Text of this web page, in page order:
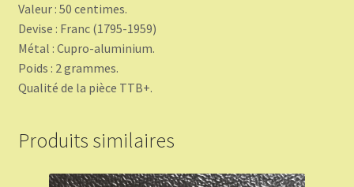
Valeur : 50 centimes.
Devise : Franc (1795-1959)
Métal : Cupro-aluminium.
Poids : 2 grammes.
Qualité de la pièce TTB+.
Produits similaires